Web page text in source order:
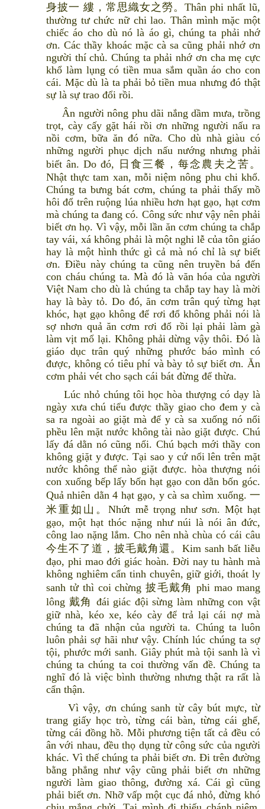
身披一 縷，常思織女之勞。Thân phi nhất lũ,
thường tư chức nữ chi lao. Thân mình mặc một
chiếc áo cho dù nó là áo gì, chúng ta phải nhớ
ơn. Các thầy khoác mặc cà sa cũng phải nhớ ơn
người thí chủ. Chúng ta phải nhớ ơn cha mẹ cực
khổ làm lụng có tiền mua sắm quần áo cho con
cái. Mặc dù là ta phải bỏ tiền mua nhưng đó thật
sự là sự trao đổi rồi.
Ân người nông phu dãi nắng dầm mưa, trồng
trọt, cày cấy gặt hái rồi ơn những người nấu ra
nồi cơm, bữa ăn đó nữa. Cho dù nhà giàu có
những người phục dịch nấu nướng nhưng phải
biết ân. Do đó, 日食三餐，每念農夫之苦。
Nhật thực tam xan, mỗi niệm nông phu chi khổ.
Chúng ta bưng bát cơm, chúng ta phải thấy mồ
hôi đổ trên ruộng lúa nhiều hơn hạt gạo, hạt cơm
mà chúng ta đang có. Công sức như vậy nên phải
biết ơn họ. Vì vậy, mỗi lần ăn cơm chúng ta chắp
tay vái, xá không phải là một nghi lễ của tôn giáo
hay là một hình thức gì cả mà nó chỉ là sự biết
ơn. Điều này chúng ta cũng nên truyền bá đến
con cháu chúng ta. Mà đó là văn hóa của người
Việt Nam cho dù là chúng ta chắp tay hay là mời
hay là bày tỏ. Do đó, ăn cơm trân quý từng hạt
khóc, hạt gạo không để rơi đổ không phải nói là
sợ nhơn quả ăn cơm rơi đổ rồi lại phải làm gà
làm vịt mổ lại. Không phải dừng vậy thôi. Đó là
giáo dục trân quý những phước báo mình có
được, không có tiêu phí và bày tỏ sự biết ơn. Ăn
cơm phải vét cho sạch cái bát đừng để thừa.
Lúc nhỏ chúng tôi học hòa thượng có dạy là
ngày xưa chú tiểu được thầy giao cho đem y cà
sa ra ngoài ao giặt mà để y cà sa xuống nó nổi
phều lên mặt nước không tài nào giặt được. Chú
lấy đá dằn nó cũng nổi. Chú bạch mới thầy con
không giặt y được. Tại sao y cứ nổi lên trên mặt
nước không thể nào giặt được. hòa thượng nói
con xuống bếp lấy bốn hạt gạo con dằn bốn góc.
Quả nhiên dằn 4 hạt gạo, y cà sa chìm xuống. 一
米重如山。Nhứt mễ trọng như sơn. Một hạt
gạo, một hạt thóc nặng như núi là nói ân đức,
công lao nặng lắm. Cho nên nhà chùa có cái câu
今生不了道，披毛戴角還。Kim sanh bất liễu
đạo, phi mao đới giác hoàn. Đời nay tu hành mà
không nghiêm cẩn tinh chuyên, giữ giới, thoát ly
sanh tử thì coi chừng 披毛戴角 phi mao mang
lông 戴角 đái giác đội sừng làm những con vật
giữ nhà, kéo xe, kéo cày để trả lại cái nợ mà
chúng ta đã nhận của người ta. Chúng ta luôn
luôn phải sợ hãi như vậy. Chính lúc chúng ta sợ
tội, phước mới sanh. Giây phút mà tội sanh là vì
chúng ta chúng ta coi thường vấn đề. Chúng ta
nghĩ đó là việc bình thường nhưng thật ra rất là
cẩn thận.
Vì vậy, ơn chúng sanh từ cây bút mực, từ
trang giấy học trò, từng cái bàn, từng cái ghế,
từng cái đồng hồ. Mỗi phương tiện tất cả đều có
ân với nhau, đều thọ dụng từ công sức của người
khác. Vì thế chúng ta phải biết ơn. Đi trên đường
bằng phẳng như vậy cũng phải biết ơn những
người làm giao thông, đường xá. Cái gì cũng
phải biết ơn. Nhỡ vấp một cục đá nhỏ, đừng khó